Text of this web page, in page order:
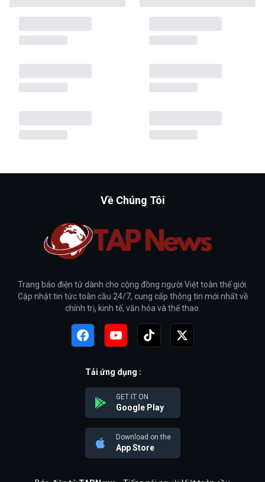
Về Chúng Tôi
Trang báo điện tử dành cho cộng đồng người Việt toàn thế giới.
Cập nhật tin tức toàn cầu 24/7, cung cấp thông tin mới nhất về
chính trị, kinh tế, văn hóa và thể thao.
Tải ứng dụng :
GET IT ON
Google Play
Download on the
App Store